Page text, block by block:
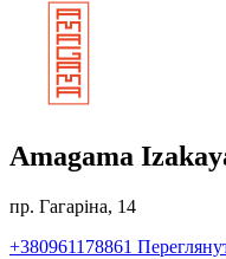
Amagama
пр. Гагаріна, 14
+380961178861